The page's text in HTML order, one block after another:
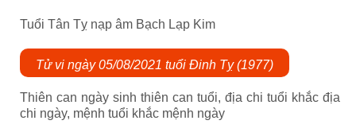
Tuổi Tân Tỵ nạp âm Bạch Lạp Kim
Tử vi ngày05/08/2021 tuổi Đinh Tỵ (1977)
Thiên can ngày sinh thiên can tuổi, địa chi tuổi khắc địa
chi ngày, mệnh tuổi khắc mệnh ngày